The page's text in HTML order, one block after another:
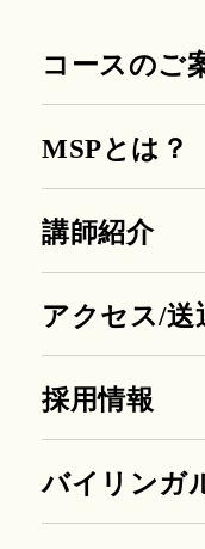
コースのご
MSPとは？
講師紹介
アクセス/送
採用情報
バイリンガ